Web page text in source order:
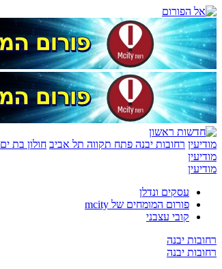
מודיעין רחובות יבנה פתח תקווה תל אביב חולון בת ים
מודיעין
מודיעין
עסקים ונדלן
פורום המומחים של mcity
קובי עצבני
רחובות יבנה
רחובות יבנה